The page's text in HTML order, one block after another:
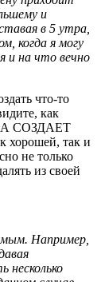
и
в 5 утра,
когда я могу
и на что вечно
что-то
как
СОЗДАЕТ
хорошей, так и
не только
из своей
Например,
несколько